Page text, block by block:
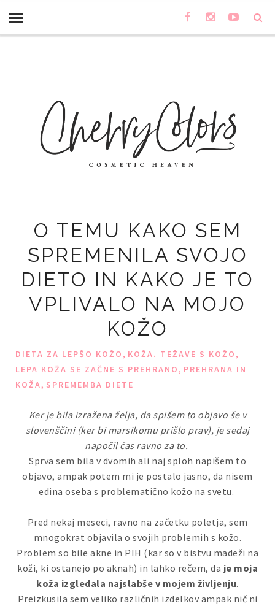
O TEMU KAKO SEM
SPREMENILA SVOJO
DIETO IN KAKO JE TO
VPLIVALO NA MOJO
KOŽO
DIETA ZA LEPŠO KOŽO, KOŽA. TEŽAVE S KOŽO,
LEPA KOŽA SE ZAČNE S PREHRANO, PREHRANA IN
KOŽA, SPREMEMBA DIETE
Ker je bila izražena želja, da spišem to objavo še v
slovenščini (ker bi marsikomu prišlo prav), je sedaj
napočil čas ravno za to.
Sprva sem bila v dvomih ali naj sploh napišem to
objavo, ampak potem mi je postalo jasno, da nisem
edina oseba s problematično kožo na svetu.
Pred nekaj meseci, ravno na začetku poletja, sem
mnogokrat objavila o svojih problemih s kožo.
Problem so bile akne in PIH (kar so v bistvu madeži na
koži, ki ostanejo po aknah) in lahko rečem, da je moja
koža izgledala najslabše v mojem življenju.
Preizkusila sem veliko različnih izdelkov ampak nič ni